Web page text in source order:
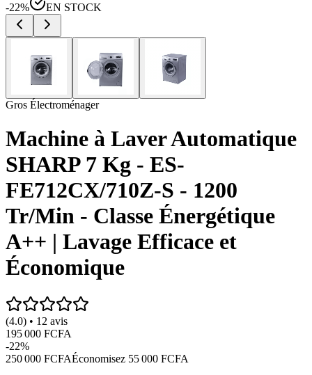
-22% EN STOCK
Gros Électroménager
Machine à Laver Automatique
SHARP 7 Kg - ES-
FE712CX/710Z-S - 1200
Tr/Min - Classe Énergétique
A++ | Lavage Efficace et
Économique
(4.0) • 12 avis
195 000 FCFA
-22%
250 000 FCFAÉconomisez 55 000 FCFA